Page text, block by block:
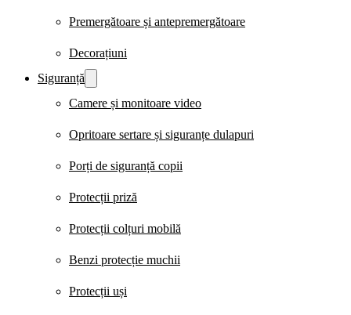
Premergătoare și antepremergătoare
Decorațiuni
Siguranță
Camere și monitoare video
Opritoare sertare și siguranțe dulapuri
Porți de siguranță copii
Protecții priză
Protecții colțuri mobilă
Benzi protecție muchii
Protecții uși